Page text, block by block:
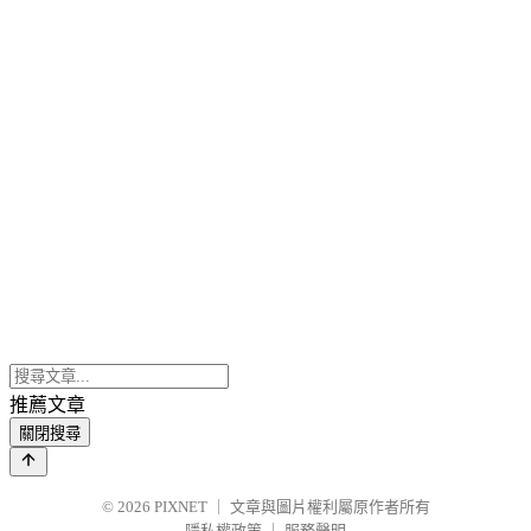
推薦文章
關閉搜尋
© 2026 PIXNET
文章與圖片權利屬原作者所有